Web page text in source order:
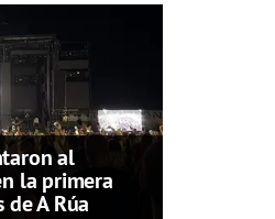
al
la primera
A Rúa